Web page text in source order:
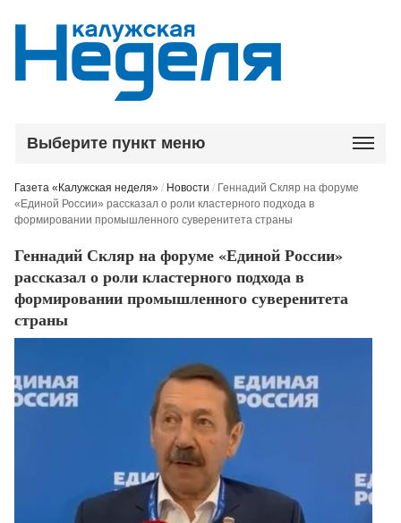
Выберите пункт меню
Газета «Калужская неделя» / Новости / Геннадий Скляр на форуме
«Единой России» рассказал о роли кластерного подхода в
формировании промышленного суверенитета страны
Геннадий Скляр на форуме «Единой России»
рассказал о роли кластерного подхода в
формировании промышленного суверенитета
страны